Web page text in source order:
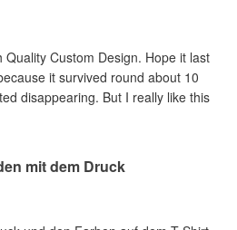
Quality Custom Design. Hope it last
it survived round about 10
disappearing. But I really like this
mit dem Druck